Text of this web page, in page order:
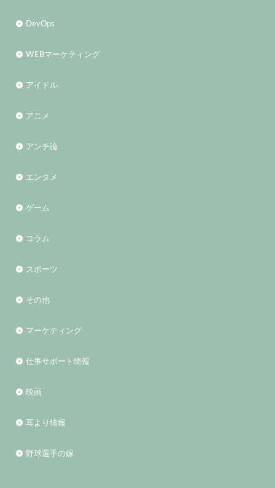
DevOps
WEBマーケティング
アイドル
アニメ
アンチ論
エンタメ
ゲーム
コラム
スポーツ
その他
マーケティング
仕事サポート情報
映画
耳より情報
野球選手の嫁